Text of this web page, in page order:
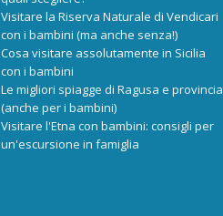
Visitare la Riserva Naturale di Vendicari
con i bambini (ma anche senza!)
Cosa visitare assolutamente in Sicilia
con i bambini
Le migliori spiagge di Ragusa e provincia
(anche per i bambini)
Visitare l'Etna con bambini: consigli per
un'escursione in famiglia